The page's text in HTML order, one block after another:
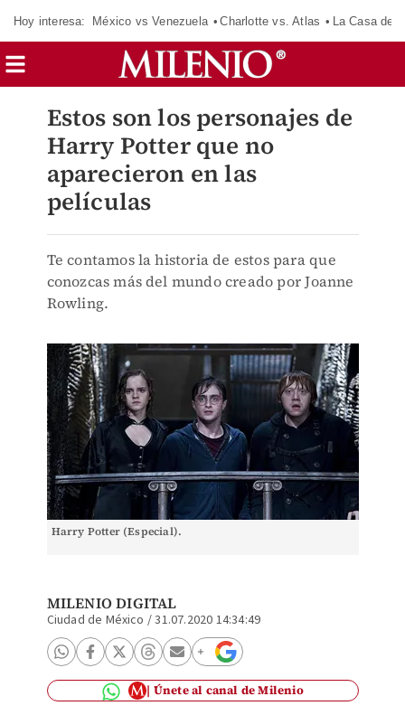
Hoy interesa: México vs Venezuela Charlotte vs. Atlas La Casa de
Estos son los personajes de
Harry Potter que no
aparecieron en las
películas
Te contamos la historia de estos para que
conozcas más del mundo creado por Joanne
Rowling.
Harry Potter (Especial).
MILENIO DIGITAL
Ciudad de México /31.07.2020 14:34:49
Únete al canal de Milenio